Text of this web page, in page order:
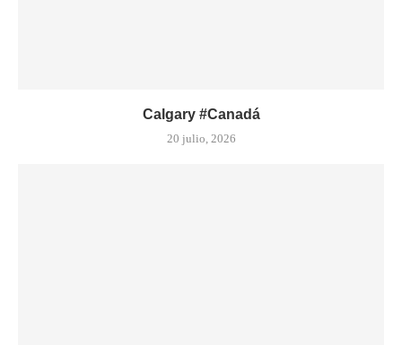
Calgary #Canadá
20 julio, 2026